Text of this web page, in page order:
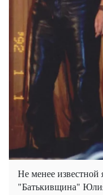
Не менее известной
"Батькивщина"